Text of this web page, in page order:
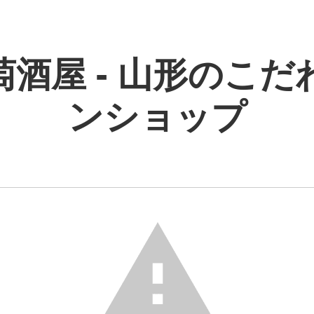
酒屋 - 山形のこだ
ンショップ